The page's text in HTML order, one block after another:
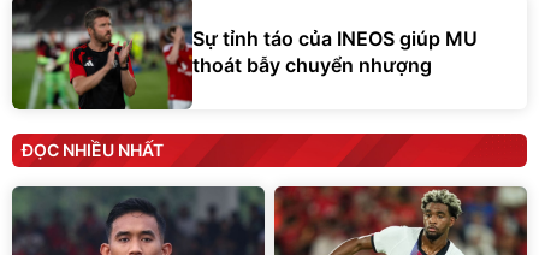
Sự tỉnh táo của INEOS giúp MU
thoát bẫy chuyển nhượng
ĐỌC NHIỀU NHẤT